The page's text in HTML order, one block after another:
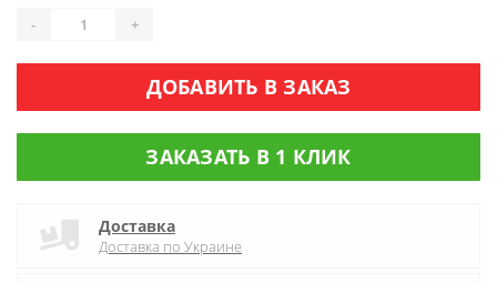
- +
ДОБАВИТЬ В ЗАКАЗ
ЗАКАЗАТЬ В 1 КЛИК
Доставка
Доставка по Украине